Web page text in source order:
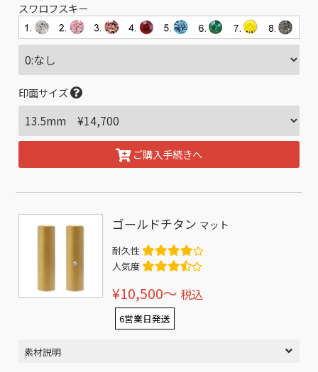
スワロフスキー
印面サイズ
ご購入手続きへ
ゴールドチタン マット
耐久性
人気度
¥10,500〜 税込
6営業日発送
素材説明